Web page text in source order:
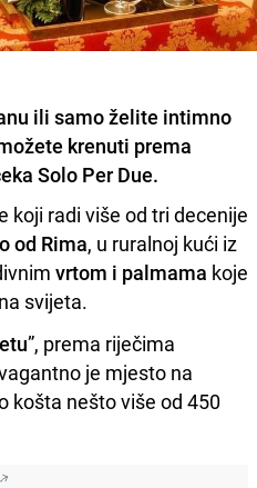
ili samo želite intimno
krenuti prema
Solo Per Due.
koji radi više od tri decenije
od Rima, u ruralnoj kući iz
vrtom i palmama koje
svijeta.
”, prema riječima
je mjesto na
košta nešto više od 450